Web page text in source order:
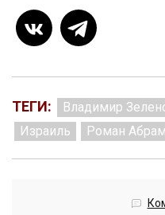
ТЕГИ: Владимир
Израиль
Роман